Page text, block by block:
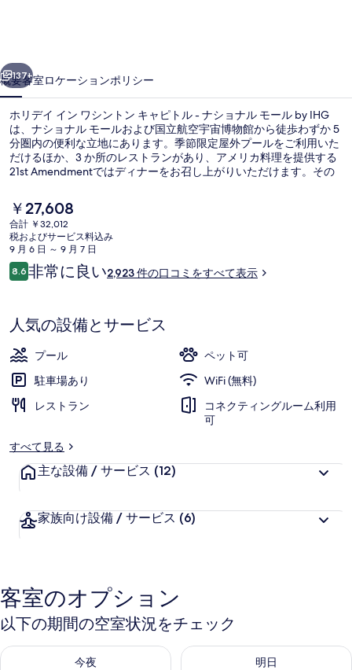
シ
ン
ト
ン
キ
ャ
ピ
ト
ル
ナ
シ
ョ
ナ
モ
by
写
真
ギ
次へ
137+
概要客室ロケーションポリシー
ホリデイ イン ワシントン キャピトル - ナショナル モール by IHG
は、ナショナル モールおよび国立航空宇宙博物館から徒歩わずか 5
分圏内の便利な立地にあります。季節限定屋外プールをご利用いた
だけるほか、3 か所のレストランがあり、アメリカ料理を提供する
21st Amendmentではディナーをお召し上がりいただけます。その
センター、およびテラスがあります。旅行者は観光に便利なロケー
ションや、公共交通機関が充実している点を気に入っています。地
下鉄 レンファント プラザ駅までは 3 分で、地下鉄 フェデラル セン
ター駅までは 7 分です。
現
在
の
料
金
は
す
￥27,608
合計 ￥32,012
税およびサービス料込み
9 月 6 日 ～ 9 月 7 日
口
コ
8.610段階中8.6
非常に良い2,923 件の口コミをすべて表示
人気の設備とサービス
プール
ペット可
駐車場あり
WiFi (無料)
レストラン
コネクティングルーム利用
可
すべて見る
主な設備 / サービス (12)
家族向け設備 / サービス (6)
客室のオプション
以下の期間の空室状況をチェック
今夜
今夜 8月 8 - 8月 9 の空室状況をチェック
明日
明日 8月 9 - 8月 10 の空室状